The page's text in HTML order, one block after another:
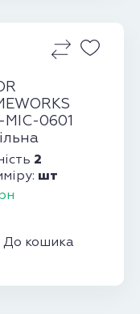
MIC-0601
стійка
2
шт
До кошика